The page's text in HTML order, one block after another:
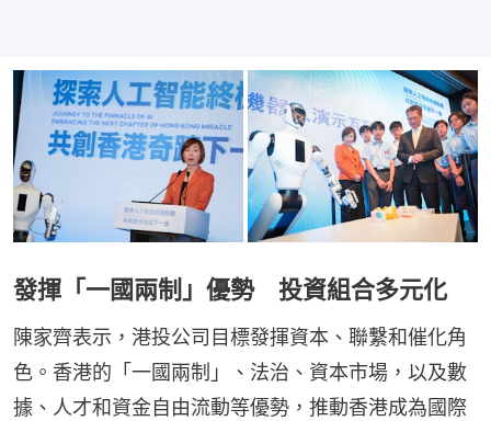
發揮「一國兩制」優勢 投資組合多元化
陳家齊表示，港投公司目標發揮資本、聯繫和催化角
色。香港的「一國兩制」、法治、資本市場，以及數
據、人才和資金自由流動等優勢，推動香港成為國際